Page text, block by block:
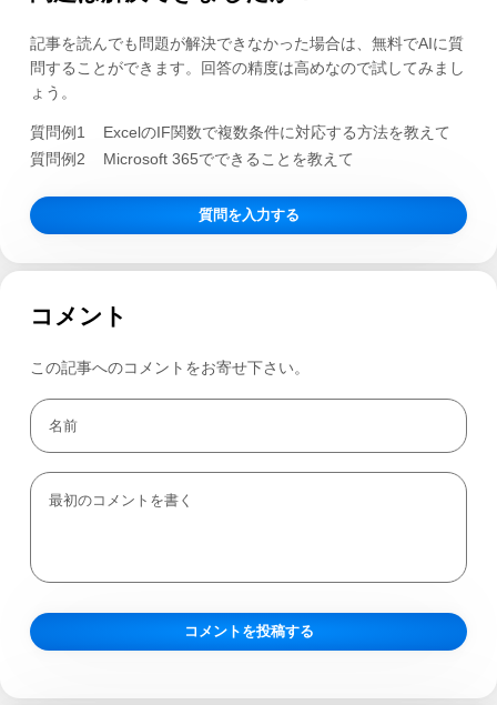
記事を読んでも問題が解決できなかった場合は、無料でAIに質
問することができます。回答の精度は高めなので試してみまし
ょう。
質問例1
ExcelのIF関数で複数条件に対応する方法を教えて
質問例2
Microsoft 365でできることを教えて
質問を入力する
コメント
この記事へのコメントをお寄せ下さい。